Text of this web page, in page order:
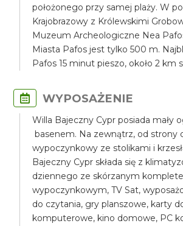
położonego przy samej plaży. W
Krajobrazowy z Królewskimi
Muzeum Archeologiczne Nea
Miasta Pafos jest tylko 500 m.
Pafos 15 minut pieszo, około 2 km
WYPOSAŻENIE
Willa Bajeczny Cypr posiada mały
basenem. Na zewnątrz, od strony
wypoczynkowy ze stolikami i
Bajeczny Cypr składa się z
dziennego ze skórzanym
wypoczynkowym, TV Sat,
do czytania, gry planszowe, karty
komputerowe, kino domowe, PC